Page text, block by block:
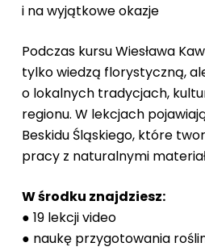
i na wyjątkowe okazje
Podczas kursu Wiesława
tylko wiedzą florystyczną,
o lokalnych tradycjach,
regionu. W lekcjach
Beskidu Śląskiego, które
pracy z naturalnymi
W środku znajdziesz:
● 19 lekcji video
● naukę przygotowania